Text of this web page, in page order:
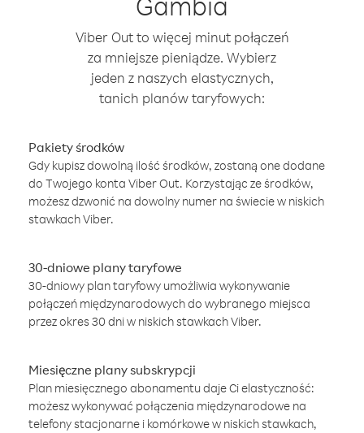
Viber Out to więcej minut połączeń
za mniejsze pieniądze. Wybierz
jeden z naszych elastycznych,
tanich planów taryfowych:
Pakiety środków
Gdy kupisz dowolną ilość środków, zostaną one dodane
do Twojego konta Viber Out. Korzystając ze środków,
możesz dzwonić na dowolny numer na świecie w niskich
stawkach Viber.
30-dniowe plany taryfowe
30-dniowy plan taryfowy umożliwia wykonywanie
połączeń międzynarodowych do wybranego miejsca
przez okres 30 dni w niskich stawkach Viber.
Miesięczne plany subskrypcji
Plan miesięcznego abonamentu daje Ci elastyczność:
możesz wykonywać połączenia międzynarodowe na
telefony stacjonarne i komórkowe w niskich stawkach,